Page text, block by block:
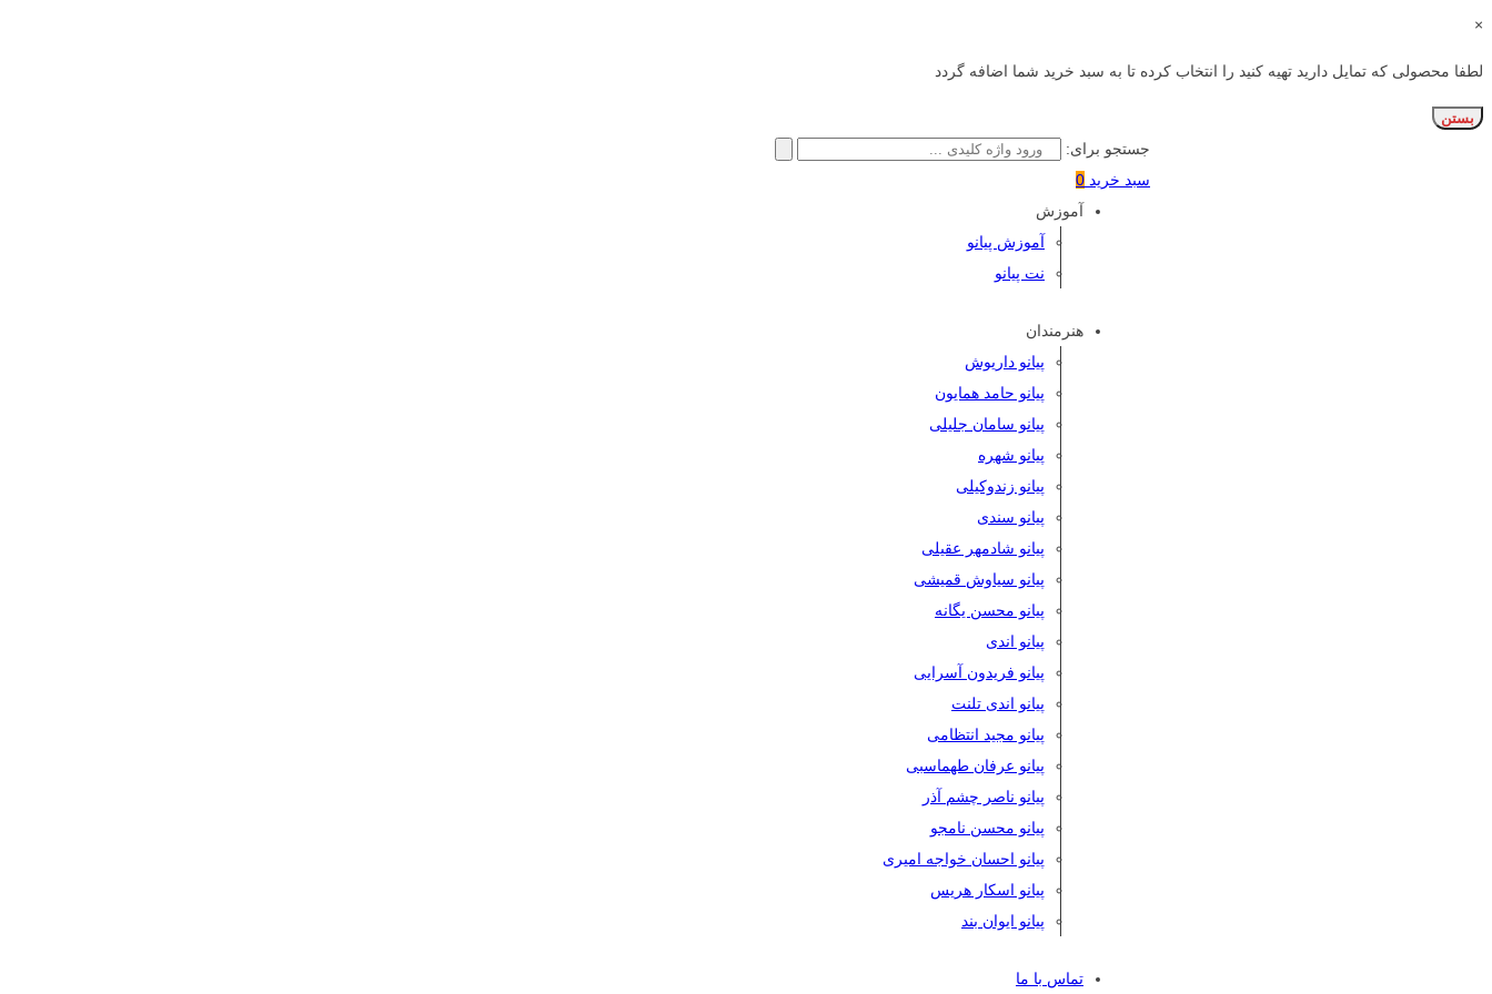
×
لطفا محصولی که تمایل دارید تهیه کنید را انتخاب کرده تا به سبد خرید شما اضافه گردد
بستن
جستجو برای:
سبد خرید 0
آموزش
آموزش پیانو
نت پیانو
هنرمندان
پیانو داریوش
پیانو حامد همایون
پیانو سامان جلیلی
پیانو شهره
پیانو زندوکیلی
پیانو سندی
پیانو شادمهر عقیلی
پیانو سیاوش قمیشی
پیانو محسن یگانه
پیانو اندی
پیانو فریدون آسرایی
پیانو اندی تلنت
پیانو مجید انتظامی
پیانو عرفان طهماسبی
پیانو ناصر چشم آذر
پیانو محسن نامجو
پیانو احسان خواجه امیری
پیانو اسکار هریس
پیانو ایوان بند
تماس با ما